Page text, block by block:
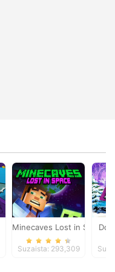
Minecaves Lost in Space
Suzaista: 293,309